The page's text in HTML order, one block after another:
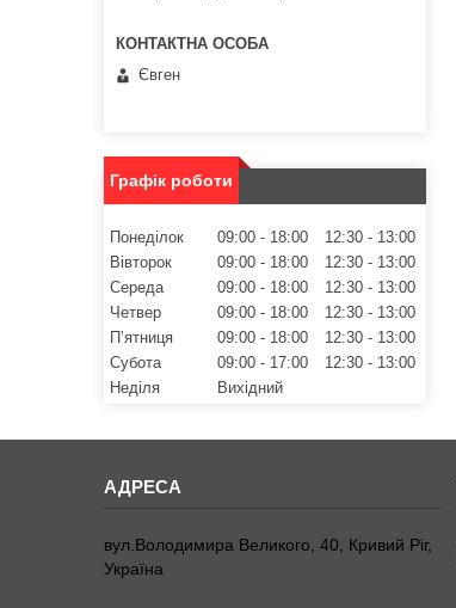
Євген
Графік роботи
Понеділок 09:00 18:00 12:30
13:00
Вівторок
09:00 18:00 12:30
13:00
Середа
09:00 18:00 12:30
13:00
Четвер
09:00 18:00 12:30
13:00
Пʼятниця
09:00 18:00 12:30
13:00
Субота
09:00 17:00 12:30
13:00
Неділя
Вихідний
вул.Володимира Великого, 40, Кривий Ріг,
Україна